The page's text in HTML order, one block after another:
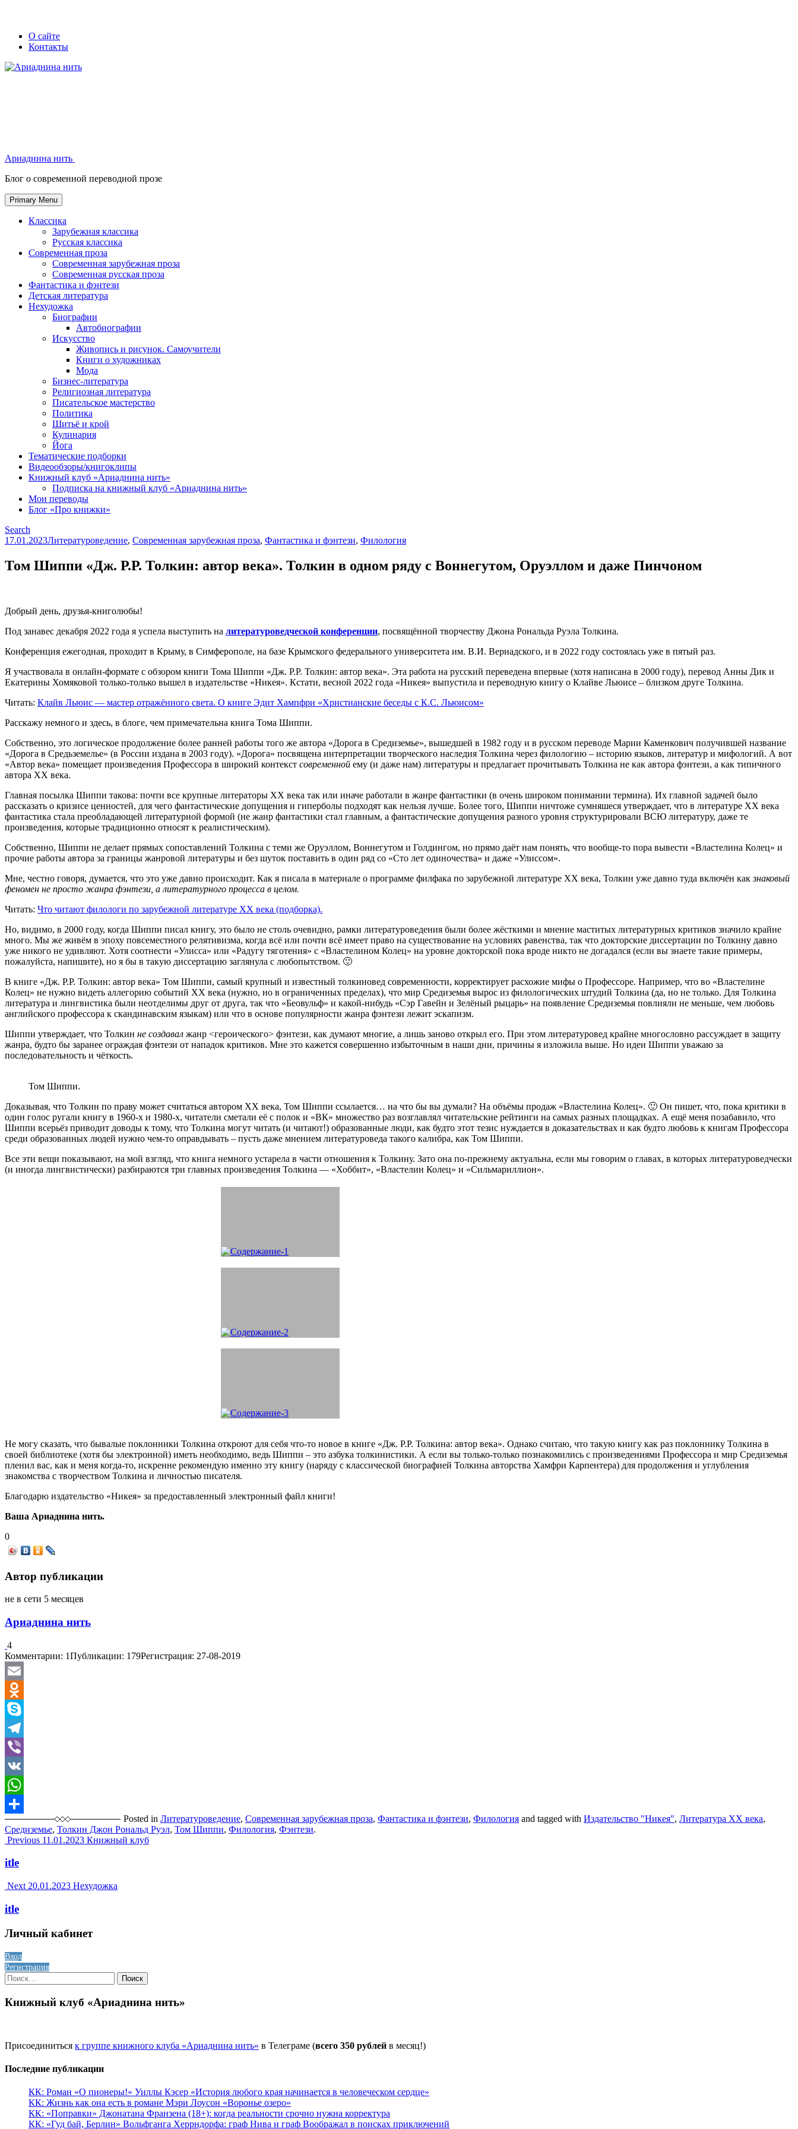
Skip
Secondary
left
navigation
Secondary
right
navigation
О сайте
Контакты
Ариаднина нить
Блог о современной переводной прозе
Primary Menu
Классика
Зарубежная классика
Русская классика
Современная проза
Современная зарубежная проза
Современная русская проза
Фантастика и фэнтези
Детская литература
Нехудожка
Биографии
Автобиографии
Искусство
Живопись и рисунок. Самоучители
Книги о художниках
Мода
Бизнес-литература
Религиозная литература
Писательское мастерство
Политика
Шитьё и крой
Кулинария
Йога
Тематические подборки
Видеообзоры/книгоклипы
Книжный клуб «Ариаднина нить»
Подписка на книжный клуб «Ариаднина нить»
Мои переводы
Блог «Про книжки»
Search
17.01.2023Литературоведение, Современная зарубежная проза, Фантастика и фэнтези, Филология
Том Шиппи «Дж. Р.Р. Толкин: автор века». Толкин в одном ряду с Воннегутом, Оруэллом и даже Пинчоном
Добрый день, друзья-книголюбы!
Под занавес декабря 2022 года я успела выступить на литературоведческой конференции, посвящённой творчеству Джона Рональда Руэла Толкина.
Конференция ежегодная, проходит в Крыму, в Симферополе, на базе Крымского федерального университета им. В.И. Вернадского, и в 2022 году состоялась уже в пятый раз.
Я участвовала в онлайн-формате с обзором книги Тома Шиппи «Дж. Р.Р. Толкин: автор века». Эта работа на русский переведена впервые (хотя написана в 2000 году), перевод Анны Дик и
Екатерины Хомяковой только-только вышел в издательстве «Никея». Кстати, весной 2022 года «Никея» выпустила и переводную книгу о Клайве Льюисе – близком друге Толкина.
Читать: Клайв Льюис — мастер отражённого света. О книге Эдит Хампфри «Христианские беседы с К.С. Льюисом»
Расскажу немного и здесь, в блоге, чем примечательна книга Тома Шиппи.
Собственно, это логическое продолжение более ранней работы того же автора «Дорога в Средиземье», вышедшей в 1982 году и в русском переводе Марии Каменкович получившей название
«Дорога в Средьземелье» (в России издана в 2003 году). «Дорога» посвящена интерпретации творческого наследия Толкина через филологию – историю языков, литератур и мифологий. А вот
«Автор века» помещает произведения Профессора в широкий контекст современной ему (и даже нам) литературы и предлагает прочитывать Толкина не как автора фэнтези, а как типичного
автора ХХ века.
Главная посылка Шиппи такова: почти все крупные литераторы ХХ века так или иначе работали в жанре фантастики (в очень широком понимании термина). Их главной задачей было
рассказать о кризисе ценностей, для чего фантастические допущения и гиперболы подходят как нельзя лучше. Более того, Шиппи ничтоже сумняшеся утверждает, что в литературе ХХ века
фантастика стала преобладающей литературной формой (не жанр фантастики стал главным, а фантастические допущения разного уровня структурировали ВСЮ литературу, даже те
произведения, которые традиционно относят к реалистическим).
Собственно, Шиппи не делает прямых сопоставлений Толкина с теми же Оруэллом, Воннегутом и Голдингом, но прямо даёт нам понять, что вообще-то пора вывести «Властелина Колец» и
прочие работы автора за границы жанровой литературы и без шуток поставить в один ряд со «Сто лет одиночества» и даже «Улиссом».
Мне, честно говоря, думается, что это уже давно происходит. Как я писала в материале о программе филфака по зарубежной литературе ХХ века, Толкин уже давно туда включён какзнаковый
феномен не просто жанра фэнтези, а литературного процесса в целом.
Читать: Что читают филологи по зарубежной литературе ХХ века (подборка).
Но, видимо, в 2000 году, когда Шиппи писал книгу, это было не столь очевидно, рамки литературоведения были более жёсткими и мнение маститых литературных критиков значило крайне
много. Мы же живём в эпоху повсеместного релятивизма, когда всё или почти всё имеет право на существование на условиях равенства, так что докторские диссертации по Толкину давно
уже никого не удивляют. Хотя соотнести «Улисса» или «Радугу тяготения» с «Властелином Колец» на уровне докторской пока вроде никто не догадался (если вы знаете такие примеры,
пожалуйста, напишите), но я бы в такую диссертацию заглянула с любопытством. 🙂
В книге «Дж. Р.Р. Толкин: автор века» Том Шиппи, самый крупный и известный толкиновед современности, корректирует расхожие мифы о Профессоре. Например, что во «Властелине
Колец» не нужно видеть аллегорию событий ХХ века (нужно, но в ограниченных пределах), что мир Средиземья вырос из филологических штудий Толкина (да, но не только. Для Толкина
литература и лингвистика были неотделимы друг от друга, так что «Беовульф» и какой-нибудь «Сэр Гавейн и Зелёный рыцарь» на появление Средиземья повлияли не меньше, чем любовь
английского профессора к скандинавским языкам) или что в основе популярности жанра фэнтези лежит эскапизм.
Шиппи утверждает, что Толкин не создавал жанр <героического> фэнтези, как думают многие, а лишь заново открыл его. При этом литературовед крайне многословно рассуждает в защиту
жанра, будто бы заранее ограждая фэнтези от нападок критиков. Мне это кажется совершенно избыточным в наши дни, причины я изложила выше. Но идеи Шиппи уважаю за
последовательность и чёткость.
Том Шиппи.
Доказывая, что Толкин по праву может считаться автором ХХ века, Том Шиппи ссылается… на что бы вы думали? На объёмы продаж «Властелина Колец». 🙂 Он пишет, что, пока критики в
один голос ругали книгу в 1960-х и 1980-х, читатели сметали её с полок и «ВК» множество раз возглавлял читательские рейтинги на самых разных площадках. А ещё меня позабавило, что
Шиппи всерьёз приводит доводы к тому, что Толкина могут читать (и читают!) образованные люди, как будто этот тезис нуждается в доказательствах и как будто любовь к книгам Профессора
среди образованных людей нужно чем-то оправдывать – пусть даже мнением литературоведа такого калибра, как Том Шиппи.
Все эти вещи показывают, на мой взгляд, что книга немного устарела в части отношения к Толкину. Зато она по-прежнему актуальна, если мы говорим о главах, в которых литературоведчески
(и иногда лингвистически) разбираются три главных произведения Толкина — «Хоббит», «Властелин Колец» и «Сильмариллион».
Не могу сказать, что бывалые поклонники Толкина откроют для себя что-то новое в книге «Дж. Р.Р. Толкина: автор века». Однако считаю, что такую книгу как раз поклоннику Толкина в
своей библиотеке (хотя бы электронной) иметь необходимо, ведь Шиппи – это азбука толкинистики. А если вы только-только познакомились с произведениями Профессора и мир Средиземья
пленил вас, как и меня когда-то, искренне рекомендую именно эту книгу (наряду с классической биографией Толкина авторства Хамфри Карпентера) для продолжения и углубления
знакомства с творчеством Толкина и личностью писателя.
Благодарю издательство «Никея» за предоставленный электронный файл книги!
Ваша Ариаднина нить.
0
Автор публикации
не в сети 5 месяцев
Ариаднина нить
4
Комментарии: 1Публикации: 179Регистрация: 27-08-2019
Email
Odnoklassniki
Skype
Telegram
Viber
VK
WhatsApp
Отправить
Posted in Литературоведение, Современная зарубежная проза, Фантастика и фэнтези, Филология and tagged with Издательство "Никея", Литература XX века,
Средиземье, Толкин Джон Рональд Руэл, Том Шиппи, Филология, Фэнтези.
Post
navigation
Previous 11.01.2023 Книжный клуб
itle
Next 20.01.2023 Нехудожка
itle
Личный кабинет
Вход
Регистрация
Найти:
Книжный клуб «Ариаднина нить»
Присоединиться к группе книжного клуба «Ариаднина нить» в Телеграме (всего 350 рублей в месяц!)
Последние публикации
КК: Роман «О пионеры!» Уиллы Кэсер «История любого края начинается в человеческом сердце»
КК: Жизнь как она есть в романе Мэри Лоусон «Воронье озеро»
КК: «Поправки» Джонатана Франзена (18+): когда реальности срочно нужна корректура
КК: «Гуд бай, Берлин» Вольфганга Херрндорфа: граф Нива и граф Воображал в поисках приключений